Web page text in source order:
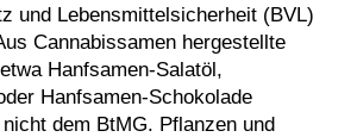
und Lebensmittelsicherheit (BVL)
Cannabissamen hergestellte
Hanfsamen-Salatöl,
Hanfsamen-Schokolade
dem BtMG. Pflanzen und